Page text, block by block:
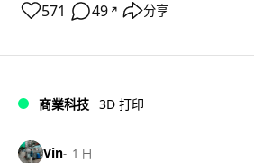
571 49 ↗ 分享
商業科技 3D 打印
Vin 1 日